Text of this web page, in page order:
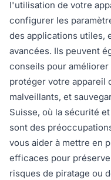
l'utilisation de votre
configurer les
des applications utiles,
avancées. Ils peuvent
conseils pour
protéger votre appareil
malveillants, et
Suisse, où la sécurité
sont des
vous aider à mettre en
efficaces pour
risques de piratage ou